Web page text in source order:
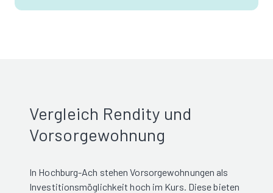
Vergleich Rendity und
Vorsorgewohnung
In Hochburg-Ach stehen Vorsorgewohnungen als
Investitionsmöglichkeit hoch im Kurs. Diese bieten